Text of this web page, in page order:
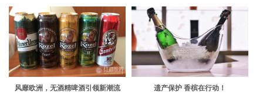
风靡欧洲，无酒精啤酒引领新潮流 遗产保护 香槟在行动！